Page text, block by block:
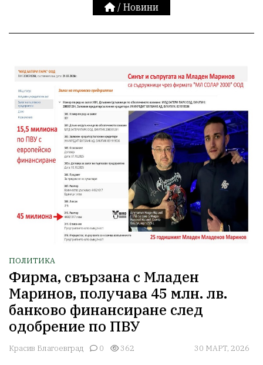
/ Новини
ПОЛИТИКА
Фирма, свързана с Младен
Маринов, получава 45 млн. лв.
банково финансиране след
одобрение по ПВУ
Красив Благоевград 0 362 30 МАРТ, 2026